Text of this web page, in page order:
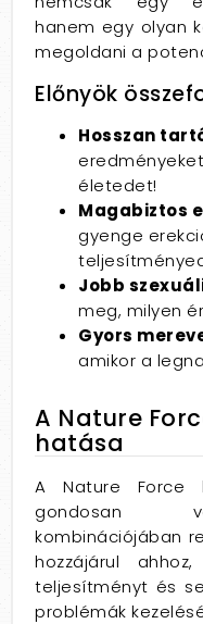
hanem egy olyan
megoldani a
Előnyök
Hosszan
életedet!
Magabiztos
gyenge
Jobb
meg, milyen
Gyors
amikor a
A Nature
hatása
A Nature Force
gondosan
kombinációjában
hozzájárul
teljesítményt és
problémák